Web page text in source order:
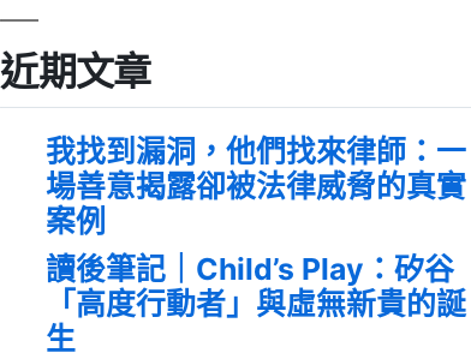
近期文章
我找到漏洞，他們找來律師：一
場善意揭露卻被法律威脅的真實
案例
讀後筆記｜Child’s Play：矽谷
「高度行動者」與虛無新貴的誕
生